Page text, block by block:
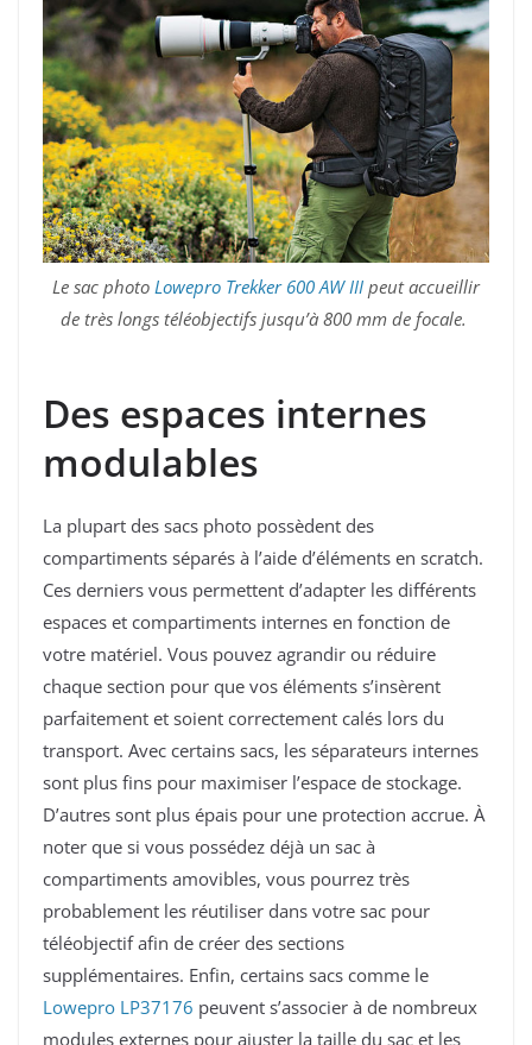
Le sac photo Lowepro Trekker 600 AW III peut accueillir
de très longs téléobjectifs jusqu’à 800 mm de focale.
Des espaces internes
modulables
La plupart des sacs photo possèdent des
compartiments séparés à l’aide d’éléments en scratch.
Ces derniers vous permettent d’adapter les différents
espaces et compartiments internes en fonction de
votre matériel. Vous pouvez agrandir ou réduire
chaque section pour que vos éléments s’insèrent
parfaitement et soient correctement calés lors du
transport. Avec certains sacs, les séparateurs internes
sont plus fins pour maximiser l’espace de stockage.
D’autres sont plus épais pour une protection accrue. À
noter que si vous possédez déjà un sac à
compartiments amovibles, vous pourrez très
probablement les réutiliser dans votre sac pour
téléobjectif afin de créer des sections
supplémentaires. Enfin, certains sacs comme le
Lowepro LP37176 peuvent s’associer à de nombreux
modules externes pour ajuster la taille du sac et les